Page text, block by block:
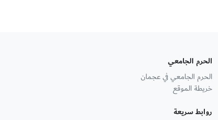
الحرم الجامعي
الحرم الجامعي في عجمان
خريطة الموقع
روابط سريعة